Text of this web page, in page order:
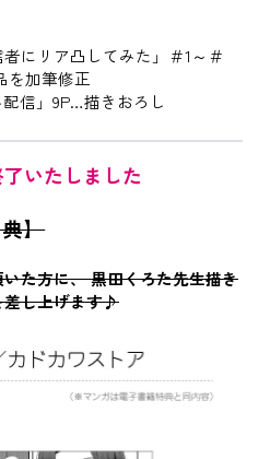
にリア凸してみた」＃1～＃
を加筆修正
信」9P…描きおろし
いたしました
】
た方に、 黒田くろた先生描き
差し上げます♪